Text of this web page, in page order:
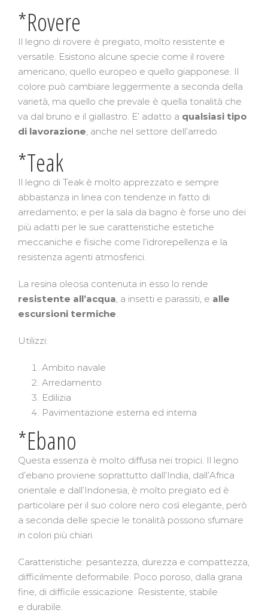
*Rovere
Il legno di rovere è pregiato, molto resistente e
versatile. Esistono alcune specie come il rovere
americano, quello europeo e quello giapponese. Il
colore può cambiare leggermente a seconda della
varietà, ma quello che prevale è quella tonalità che
va dal bruno e il giallastro. E’ adatto a qualsiasi tipo
di lavorazione, anche nel settore dell’arredo.
*Teak
Il legno di Teak è molto apprezzato e sempre
abbastanza in linea con tendenze in fatto di
arredamento; e per la sala da bagno è forse uno dei
più adatti per le sue caratteristiche estetiche
meccaniche e fisiche come l’idrorepellenza e la
resistenza agenti atmosferici.
La resina oleosa contenuta in esso lo rende
resistente all’acqua, a insetti e parassiti, e alle
escursioni termiche.
Utilizzi:
Ambito navale
Arredamento
Edilizia
Pavimentazione esterna ed interna
*Ebano
Questa essenza è molto diffusa nei tropici. Il legno
d’ebano proviene soprattutto dall’India, dall’Africa
orientale e dall’Indonesia, è molto pregiato ed è
particolare per il suo colore nero così elegante, però
a seconda delle specie le tonalità possono sfumare
in colori più chiari.
Caratteristiche: pesantezza, durezza e compattezza,
difficilmente deformabile. Poco poroso, dalla grana
fine, di difficile essicazione. Resistente, stabile
e durabile.